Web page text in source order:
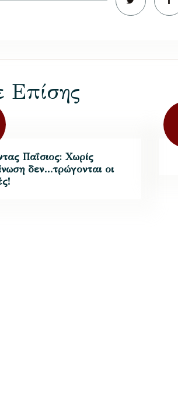
Επίσης
Παΐσιος: Χωρίς
δεν…τρώγονται οι